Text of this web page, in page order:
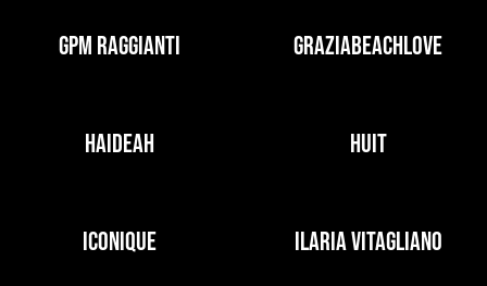
GPM RAGGIANTI GRAZIABEACHLOVE
HAIDEAH HUIT
ICONIQUE ILARIA VITAGLIANO